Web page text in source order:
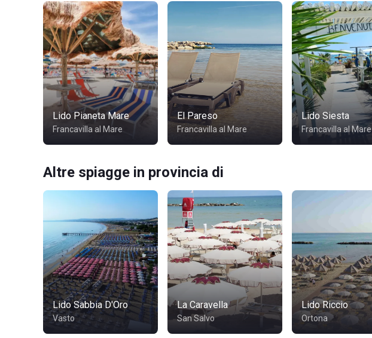
Lido Pianeta Mare
Francavilla al Mare
El Pareso
Francavilla al Mare
Lido Siesta
Francavilla al Mare
Altre spiagge in provincia di
Lido Sabbia D'Oro
Vasto
La Caravella
San Salvo
Lido Riccio
Ortona